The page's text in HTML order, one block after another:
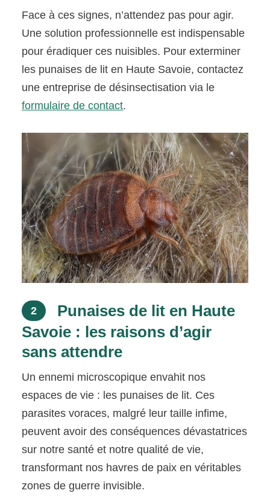
Face à ces signes, n’attendez pas pour agir.
Une solution professionnelle est indispensable
pour éradiquer ces nuisibles. Pour exterminer
les punaises de lit en Haute Savoie, contactez
une entreprise de désinsectisation via le
formulaire de contact.
2
Punaises de lit en Haute
Savoie : les raisons d’agir
sans attendre
Un ennemi microscopique envahit nos
espaces de vie : les punaises de lit. Ces
parasites voraces, malgré leur taille infime,
peuvent avoir des conséquences dévastatrices
sur notre santé et notre qualité de vie,
transformant nos havres de paix en véritables
zones de guerre invisible.